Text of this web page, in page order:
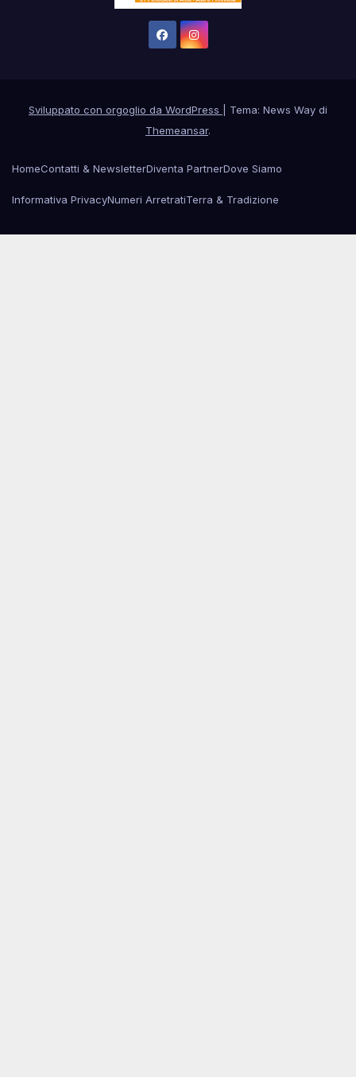
Sviluppato con orgoglio da WordPress
Tema: News Way di
Themeansar.
HomeContatti & NewsletterDiventa PartnerDove Siamo
Informativa PrivacyNumeri ArretratiTerra & Tradizione